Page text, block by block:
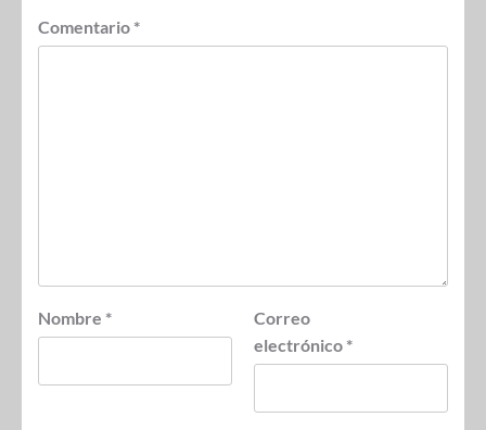
Comentario *
Nombre *
Correo
electrónico *